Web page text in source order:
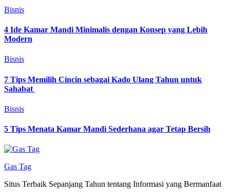
Bisnis
4 Ide Kamar Mandi Minimalis dengan Konsep yang Lebih
Modern
Bisnis
7 Tips Memilih Cincin sebagai Kado Ulang Tahun untuk
Sahabat
Bisnis
5 Tips Menata Kamar Mandi Sederhana agar Tetap Bersih
Gas Tag
Situs Terbaik Sepanjang Tahun tentang Informasi yang Bermanfaat